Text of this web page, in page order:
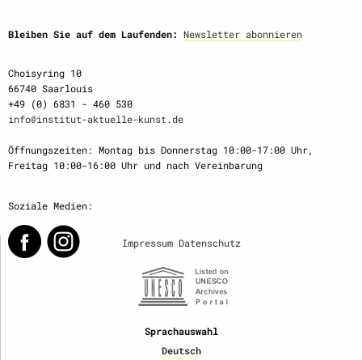
Bleiben Sie auf dem Laufenden: Newsletter abonnieren
Choisyring 10
66740 Saarlouis
+49 (0) 6831 - 460 530
info@institut-aktuelle-kunst.de
Öffnungszeiten: Montag bis Donnerstag 10:00-17:00 Uhr,
Freitag 10:00-16:00 Uhr und nach Vereinbarung
Soziale Medien:
Impressum Datenschutz
Sprachauswahl
Deutsch